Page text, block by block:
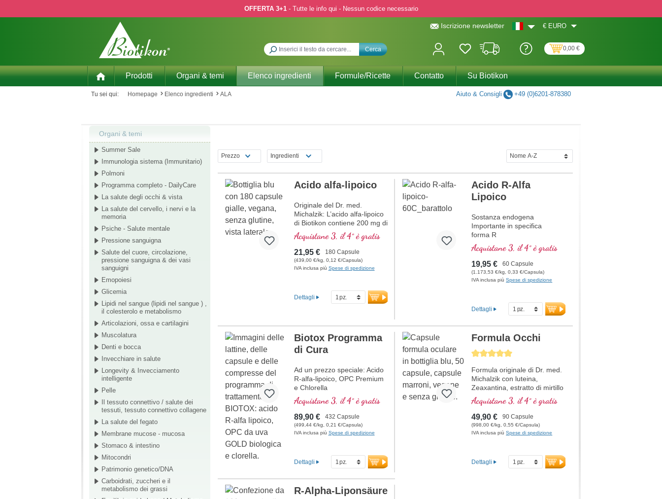
OFFERTA 3+1- Tutte le info qui - Nessun codice necessario
Iscrizione newsletter € EURO
Cerca 0,00 €
Prodotti Organi & temi Elenco ingredienti Formule/Ricette Contatto Su Biotikon
Tu sei qui: Homepage Elenco ingredienti ALA Aiuto & Consigli +49 (0)6201-878380
Organi & temi
Summer Sale
Immunologia sistema (Immunitario)
Polmoni
Programma completo - DailyCare
La salute degli occhi & vista
La salute del cervello, i nervi e la
memoria
Psiche - Salute mentale
Pressione sanguigna
Salute del cuore, circolazione,
pressione sanguigna & dei vasi
sanguigni
Emopoiesi
Glicemia
Lipidi nel sangue (lipidi nel sangue ) ,
il colesterolo e metabolismo
Articolazioni, ossa e cartilagini
Muscolatura
Denti e bocca
Invecchiare in salute
Longevity & Invecciamento
intelligente
Pelle
Il tessuto connettivo / salute dei
tessuti, tessuto connettivo collagene
La salute del fegato
Membrane mucose - mucosa
Stomaco & intestino
Mitocondri
Patrimonio genetico/DNA
Carboidrati, zuccheri e il
metabolismo dei grassi
Prezzo Ingredienti
Acido alfa-lipoico
Originale del Dr. med.
Michalzik: L’acido alfa-lipoico
di Biotikon contiene 200 mg di
acido alfa-lipoico puro per
capsula. Questa sostanza
versatile è attiva sia in
ambienti idrosolubili che
liposolubili ed è prodotta in
qualsiasi additivo, con sigillo
senza alluminio e adatta ai
Maggiori informazioni
sull’acido alfa-lipoico
Acquistane 3, il 4° è gratis
21,95 € 180 Capsule
(439,00 €/kg, 0,12 €/Capsula)
IVA inclusa più Spese di spedizione
Dettagli
Acido R-Alfa
Lipoico
Sostanza endogena
Importante in specifica
forma R
Acquistane 3, il 4° è gratis
19,95 € 60 Capsule
(1.173,53 €/kg, 0,33 €/Capsula)
IVA inclusa piùSpese di spedizione
Dettagli
Biotox Programma
di Cura
Ad un prezzo speciale: Acido
R-alfa-lipoico, OPC Premium
e Chlorella
Acquistane 3, il 4° è gratis
89,90 € 432 Capsule
(499,44 €/kg, 0,21 €/Capsula)
IVA inclusa più Spese di spedizione
Dettagli
Average rating of 5 out of 5 stars
Formula Occhi
Formula originale di Dr. med.
Michalzik con luteina,
Zeaxantina, estratto di mirtillo
(Anthocyane), OPC e la
vitamina A, che contribuisce
al mantenimento della
capacità visiva normale.
Acquistane 3, il 4° è gratis
49,90 € 90 Capsule
(998,00 €/kg, 0,55 €/Capsula)
IVA inclusa piùSpese di spedizione
Dettagli
R-Alpha-Liponsäure